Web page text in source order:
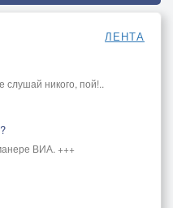
ЛЕНТА
слушай никого, пой!..
ВИА. +++